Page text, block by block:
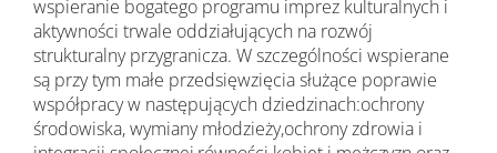
wspieranie bogatego programu imprez kulturalnych i
aktywności trwale oddziałujących na rozwój
strukturalny przygranicza. W szczególności wspierane
są przy tym małe przedsięwzięcia służące poprawie
współpracy w następujących dziedzinach:ochrony
środowiska, wymiany młodzieży,ochrony zdrowia i